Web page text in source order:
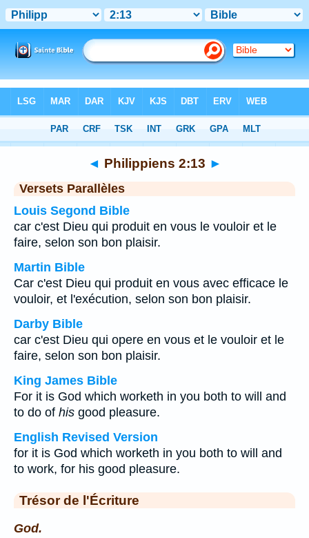
Chapitre 2 > Verset 13
◄ Philippiens 2:13 ►
Versets Parallèles
Louis Segond Bible
car c'est Dieu qui produit en vous le vouloir et le
faire, selon son bon plaisir.
Martin Bible
Car c'est Dieu qui produit en vous avec efficace le
vouloir, et l'exécution, selon son bon plaisir.
Darby Bible
car c'est Dieu qui opere en vous et le vouloir et le
faire, selon son bon plaisir.
King James Bible
For it is God which worketh in you both to will and
to do of his good pleasure.
English Revised Version
for it is God which worketh in you both to will and
to work, for his good pleasure.
Trésor de l'Écriture
God.